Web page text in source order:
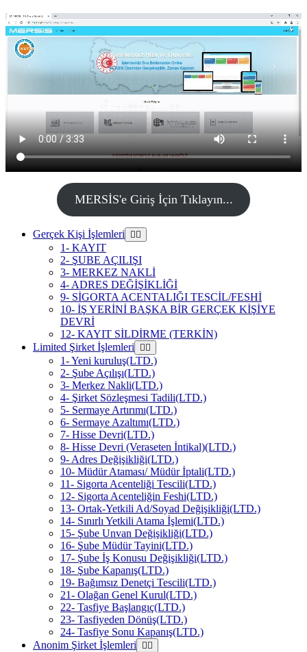
MERSİS'e Giriş İçin Tıklayın...
Gerçek Kişi İşlemleri
1- KAYIT
2- ŞUBE AÇILIŞI
3- MERKEZ NAKLİ
4- ADRES DEĞİŞİKLİĞİ
9- SİGORTA ACENTALIĞI TESCİL/FESHİ
10- İŞ YERİNİ BAŞKA BİR GERÇEK KİŞİYE
DEVRİ
12- KAYIT SİLDİRME (TERKİN)
Limited Şirket İşlemleri
1- Yeni kuruluş(LTD.)
2- Şube Açılışı(LTD.)
3- Merkez Nakli(LTD.)
4- Şirket Sözleşmesi Tadili(LTD.)
5- Sermaye Artırımı(LTD.)
6- Sermaye Azaltımı(LTD.)
7- Hisse Devri(LTD.)
8- Hisse Devri (Veraseten İntikal)(LTD.)
9- Adres Değişikliği(LTD.)
10- Müdür Ataması/ Müdür İptali(LTD.)
11- Sigorta Acenteliği Tescili(LTD.)
12- Sigorta Acenteliğin Feshi(LTD.)
13- Ortak-Yetkili Ad/Soyad Değişikliği(LTD.)
14- Sınırlı Yetkili Atama İşlemi(LTD.)
15- Şube Unvan Değişikliği(LTD.)
16- Şube Müdür Tayini(LTD.)
17- Şube İş Konusu Değişikliği(LTD.)
18- Şube Kapanış(LTD.)
19- Bağımsız Denetçi Tescili(LTD.)
21- Olağan Genel Kurul(LTD.)
22- Tasfiye Başlangıç(LTD.)
23- Tasfiyeden Dönüş(LTD.)
24- Tasfiye Sonu Kapanış(LTD.)
Anonim Şirket İşlemleri